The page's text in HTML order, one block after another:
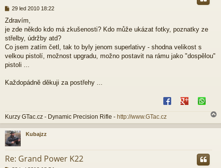
P
í
s
p
ě
v
e
k
29 led 2010 18:22
Zdravím,
je zde někdo kdo má zkušenosti? Kdo může ukázat fotky, poznatky ze
střelby, údržby atd?
Co jsem zatím četl, tak to byly jenom superlativy - shodna velikost s
velkou pistolí, možnost upgradu, možno postavit na rámu jako "dospělou"
pistoli ...
Každopádně děkuji za postřehy ...
Kurzy GTac.cz - Dynamic Precision Rifle - http://www.GTac.cz
a
h
Kubajzz
Re: Grand Power K22